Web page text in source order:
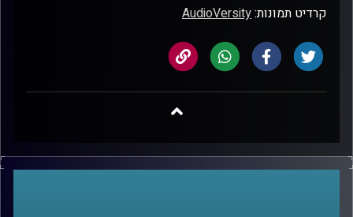
קרדיט תמונות:AudioVersity